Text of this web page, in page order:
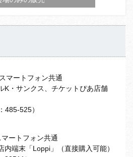
ートフォン共通
K・サンクス、チケットぴあ店舗
485-525）
ートフォン共通
内端末「Loppi」（直接購入可能）